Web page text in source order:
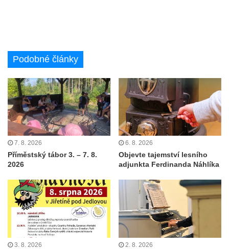
Podobné články
7. 8. 2026
Příměstský tábor 3. – 7. 8.
2026
6. 8. 2026
Objevte tajemství lesního
adjunkta Ferdinanda Náhlíka
3. 8. 2026 2. 8. 2026